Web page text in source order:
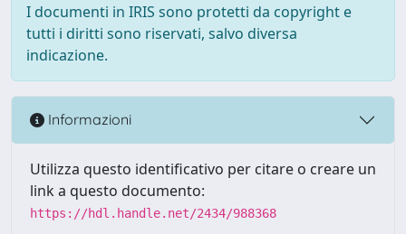
I documenti in IRIS sono protetti da copyright e
tutti i diritti sono riservati, salvo diversa
indicazione.
Informazioni
Utilizza questo identificativo per citare o creare un
link a questo documento:
https://hdl.handle.net/2434/988368